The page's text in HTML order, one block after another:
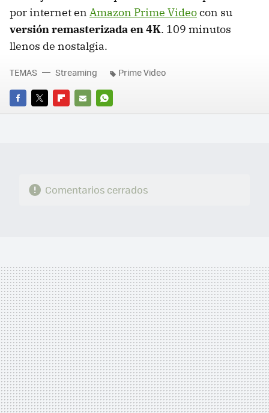
por internet en Amazon Prime Videocon su
versión remasterizada en 4K. 109 minutos
llenos de nostalgia.
FACEBOOK
TWITTERFLIPBOARD
E-
WHATSAPP
TEMAS Streaming Prime Video
Comentarios cerrados